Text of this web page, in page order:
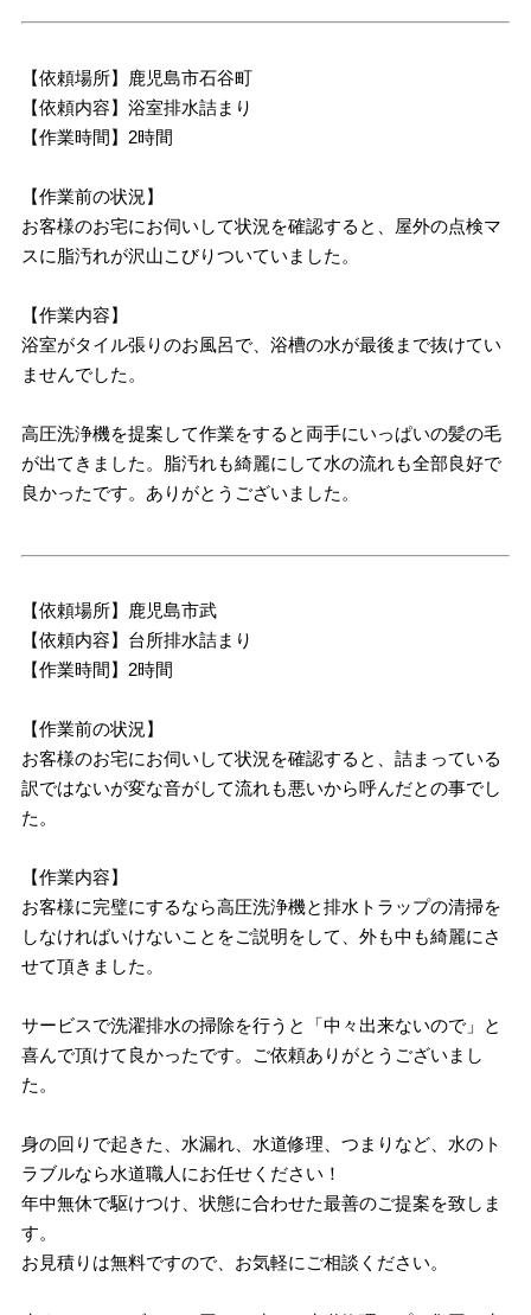
【依頼場所】鹿児島市石谷町
【依頼内容】浴室排水詰まり
【作業時間】2時間
【作業前の状況】
お客様のお宅にお伺いして状況を確認すると、屋外の点検マ
スに脂汚れが沢山こびりついていました。
【作業内容】
浴室がタイル張りのお風呂で、浴槽の水が最後まで抜けてい
ませんでした。
高圧洗浄機を提案して作業をすると両手にいっぱいの髪の毛
が出てきました。脂汚れも綺麗にして水の流れも全部良好で
良かったです。ありがとうございました。
【依頼場所】鹿児島市武
【依頼内容】台所排水詰まり
【作業時間】2時間
【作業前の状況】
お客様のお宅にお伺いして状況を確認すると、詰まっている
訳ではないが変な音がして流れも悪いから呼んだとの事でし
た。
【作業内容】
お客様に完璧にするなら高圧洗浄機と排水トラップの清掃を
しなければいけないことをご説明をして、外も中も綺麗にさ
せて頂きました。
サービスで洗濯排水の掃除を行うと「中々出来ないので」と
喜んで頂けて良かったです。ご依頼ありがとうございまし
た。
身の回りで起きた、水漏れ、水道修理、つまりなど、水のト
ラブルなら水道職人にお任せください！
年中無休で駆けつけ、状態に合わせた最善のご提案を致しま
す。
お見積りは無料ですので、お気軽にご相談ください。